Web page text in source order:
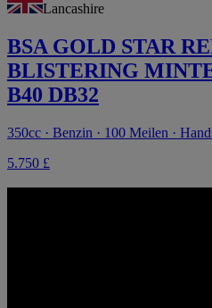
Lancashire
BSA GOLD STAR
BLISTERING
B40 DB32
350cc · Benzin · 100 Meilen ·
5.750 £